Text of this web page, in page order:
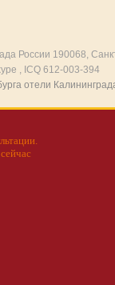
России 190068,
, ICQ 612-003-394
отели